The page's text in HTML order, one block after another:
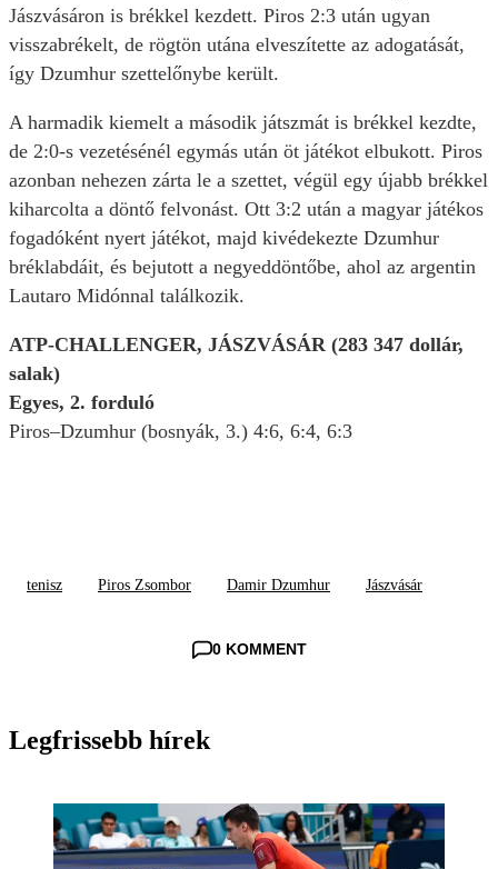
Jászvásáron is brékkel kezdett. Piros 2:3 után ugyan
visszabrékelt, de rögtön utána elveszítette az adogatását,
így Dzumhur szettelőnybe került.
A harmadik kiemelt a második játszmát is brékkel kezdte,
de 2:0-s vezetésénél egymás után öt játékot elbukott. Piros
azonban nehezen zárta le a szettet, végül egy újabb brékkel
kiharcolta a döntő felvonást. Ott 3:2 után a magyar játékos
fogadóként nyert játékot, majd kivédekezte Dzumhur
bréklabdáit, és bejutott a negyeddöntőbe, ahol az argentin
Lautaro Midónnal találkozik.
ATP-CHALLENGER, JÁSZVÁSÁR (283 347 dollár,
salak)
Egyes, 2. forduló
Piros–Dzumhur (bosnyák, 3.) 4:6, 6:4, 6:3
tenisz Piros Zsombor Damir Dzumhur Jászvásár
0 KOMMENT
Legfrissebb hírek